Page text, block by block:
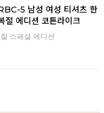
5 남성 여성 티셔츠 한
절 에디션 코튼라이크
스페셜 에디션